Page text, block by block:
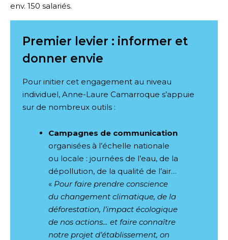
env. 150 salariés.
Premier levier : informer et
donner envie
Pour initier cet engagement au niveau
individuel, Anne-Laure Camarroque s’appuie
sur de nombreux outils :
Campagnes de communication
organisées à l’échelle nationale
ou locale : journées de l’eau, de la
dépollution, de la qualité de l’air…
« Pour faire prendre conscience
du changement climatique, de la
déforestation, l’impact écologique
de nos actions… et faire connaître
notre projet d’établissement, on